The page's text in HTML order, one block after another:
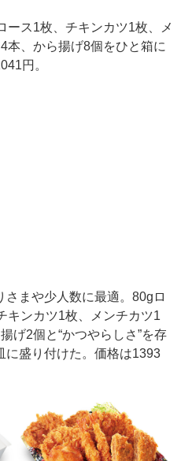
ース1枚、チキンカツ1枚、メ
本、から揚げ8個をひと箱に
円。
さまや少人数に最適。80gロ
キンカツ1枚、メンチカツ1
げ2個と“かつやらしさ”を存
に盛り付けた。価格は1393